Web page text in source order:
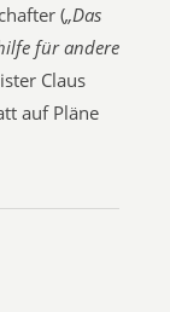
(„Das
für andere
Claus
auf Pläne